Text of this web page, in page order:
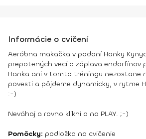
Informácie o cvičení
Aeróbna makačka v podaní Hanky
prepotených vecí a záplava endorfínov
Hanka ani v tomto tréningu nezostane
povesti a pôjdeme dynamicky, v rytme
:-)
Neváhaj a rovno klikni a na PLAY. ;-)
Pomôcky: podložka na cvičenie